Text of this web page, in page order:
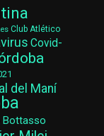
Club Atlético
Covid-
del Maní
Bottasso